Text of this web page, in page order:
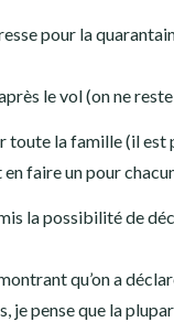
pour la
le vol (on ne
toute la famille (il est
faire un pour
la possibilité de
qu’on a
je pense que la